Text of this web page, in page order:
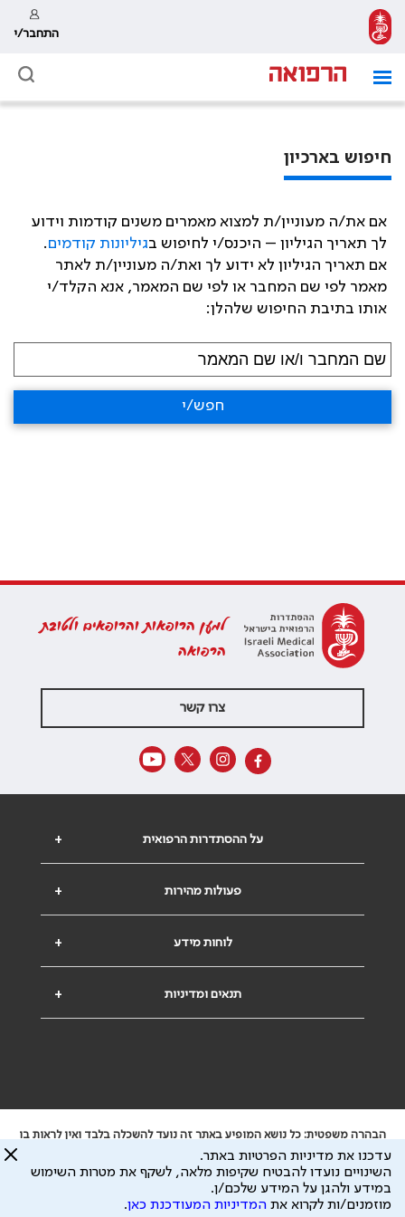
התחבר/י
חיפוש בארכיון
אם את/ה מעוניין/ת למצוא מאמרים משנים קודמות וידוע
לך תאריך הגיליון – היכנס/י לחיפוש בגיליונות קודמים.
אם תאריך הגיליון לא ידוע לך ואת/ה מעוניין/ת לאתר
מאמר לפי שם המחבר או לפי שם המאמר, אנא הקלד/י
אותו בתיבת החיפוש שלהלן:
חפש/י
למען הרופאות והרופאים ולטובת
הרפואה
צרו קשר
+ על ההסתדרות הרפואית
+ פעולות מהירות
+ לוחות מידע
+ תנאים ומדיניות
הבהרה משפטית: כל נושא המופיע באתר זה נועד להשכלה בלבד ואין לראות בו
ייעוץ רפואי או משפטי. אין הר"י אחראית לתוכן המתפרסם באתר זה ולכל נזק
שעלול להיגרם.
ידוע לי שהר"י אוספת ושומרת מידע אישי לצורך מתן השרות וכי חלק ממנו עשוי
להיות מועבר לצדדים שלישיים, הכל בכפוף למדיניות הפרטיות
עדכנו את מדיניות הפרטיות באתר.
השינויים נועדו להבטיח שקיפות מלאה, לשקף את מטרות השימוש
במידע ולהגן על המידע שלכם/ן.
מוזמנים/ות לקרוא את המדיניות המעודכנת כאן.